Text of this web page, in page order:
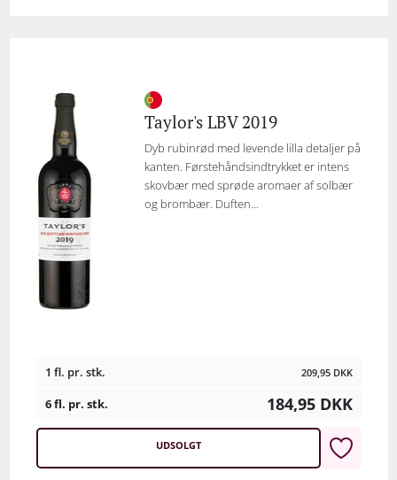
Taylor's LBV 2019
Dyb rubinrød med levende lilla detaljer på
kanten. Førstehåndsindtrykket er intens
skovbær med sprøde aromaer af solbær
og brombær. Duften...
1 fl. pr. stk. 209,95 DKK
6 fl. pr. stk. 184,95 DKK
UDSOLGT